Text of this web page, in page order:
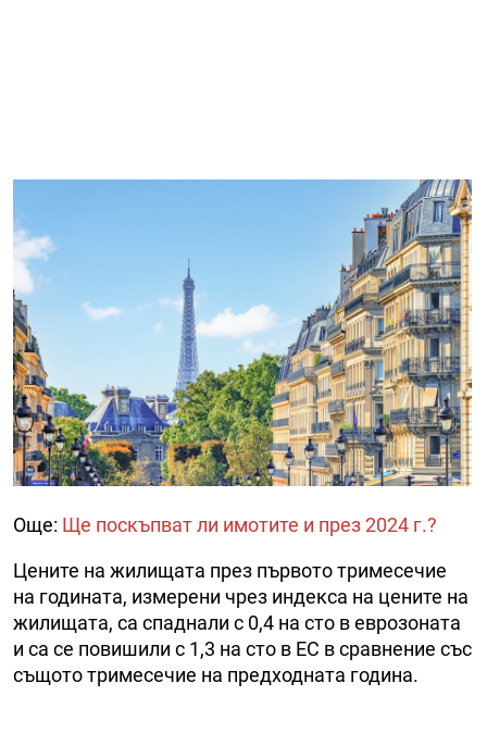
Още: Ще поскъпват ли имотите и през 2024 г.?
Цените на жилищата през първото тримесечие
на годината, измерени чрез индекса на цените на
жилищата, са спаднали с 0,4 на сто в еврозоната
и са се повишили с 1,3 на сто в ЕС в сравнение със
същото тримесечие на предходната година.